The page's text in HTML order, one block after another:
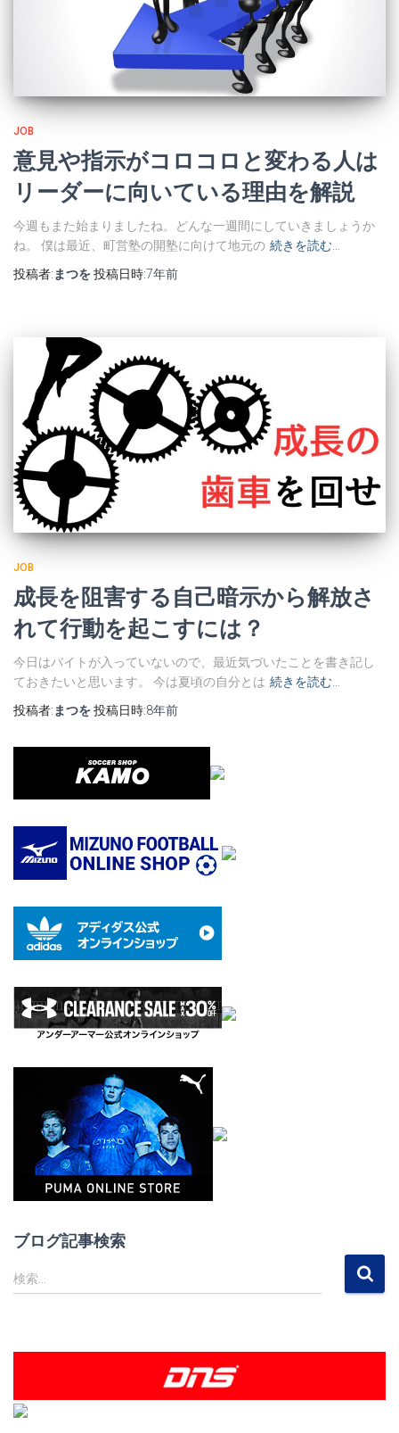
JOB
意見や指示がコロコロと変わる人は
リーダーに向いている理由を解説
今週もまた始まりましたね。どんな一週間にしていきましょうか
ね。 僕は最近、町営塾の開塾に向けて地元の 続きを読む…
投稿者: まつを投稿日時:7年前
JOB
成長を阻害する自己暗示から解放さ
れて行動を起こすには？
今日はバイトが入っていないので、最近気づいたことを書き記し
ておきたいと思います。 今は夏頃の自分とは 続きを読む…
投稿者: まつを投稿日時:8年前
ブログ記事検索
検
索
検索…